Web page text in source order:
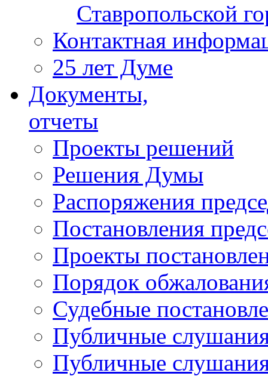
Ставропольской
Контактная
25 лет Думе
Документы,
отчеты
Проекты решений
Решения Думы
Распоряжения
Постановления
Проекты
Порядок
Судебные
Публичные
Публичные